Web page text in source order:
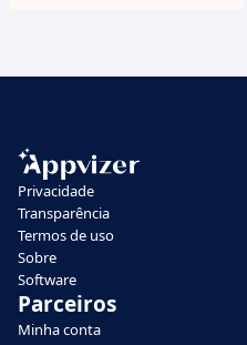
Privacidade
Transparência
Termos de uso
Sobre
Software
Parceiros
Minha conta